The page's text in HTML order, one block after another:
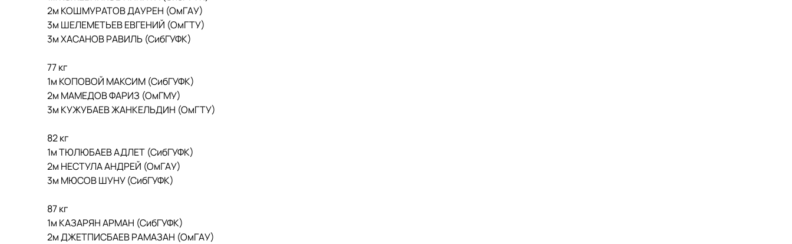
2м КОШМУРАТОВ ДАУРЕН (ОмГАУ)
3м ШЕЛЕМЕТЬЕВ ЕВГЕНИЙ (ОмГТУ)
3м ХАСАНОВ РАВИЛЬ (СибГУФК)
77 кг
1м КОПОВОЙ МАКСИМ (СибГУФК)
2м МАМЕДОВ ФАРИЗ (ОмГМУ)
3м КУЖУБАЕВ ЖАНКЕЛЬДИН (ОмГТУ)
82 кг
1м ТЮЛЮБАЕВ АДЛЕТ (СибГУФК)
2м НЕСТУЛА АНДРЕЙ (ОмГАУ)
3м МЮСОВ ШУНУ (СибГУФК)
87 кг
1м КАЗАРЯН АРМАН (СибГУФК)
2м ДЖЕТПИСБАЕВ РАМАЗАН (ОмГАУ)